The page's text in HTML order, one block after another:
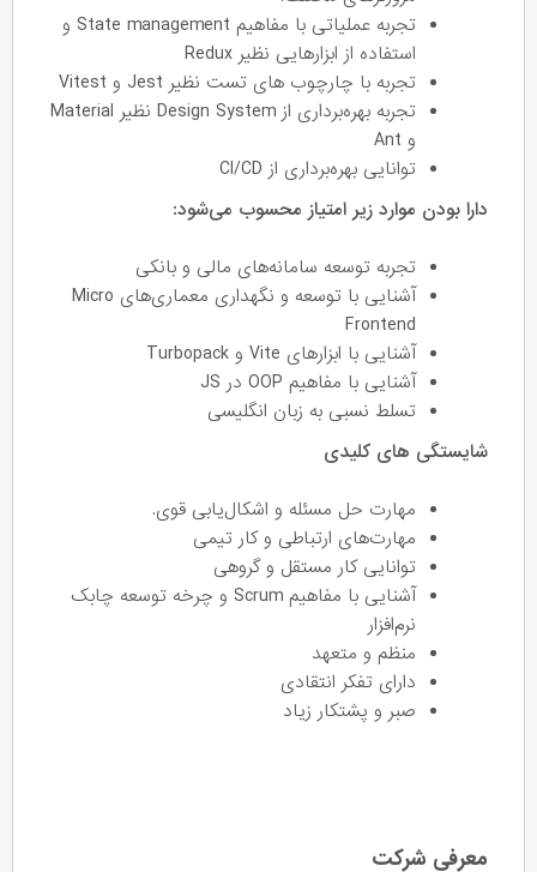
تجربه عملیاتی با مفاهیم State management و
استفاده از ابزارهایی نظیر Redux
تجربه با چارچوب های تست نظیر Jest و Vitest
تجربه بهره‌برداری از Design System نظیر Material
و Ant
توانایی بهره‌برداری از CI/CD
دارا بودن موارد زیر امتیاز محسوب می‌شود:
تجربه توسعه سامانه‌های مالی و بانکی
آشنایی با توسعه و نگهداری معماری‌های Micro
Frontend
آشنایی با ابزارهای Vite و Turbopack
آشنایی با مفاهیم OOP‌ در JS
تسلط نسبی به زبان انگلیسی
شایستگی های کلیدی
مهارت حل مسئله و اشکال‌یابی قوی.
مهارت‌های ارتباطی و کار تیمی
توانایی کار مستقل و گروهی
آشنایی با مفاهیم Scrum و چرخه توسعه چابک
نرم‌افزار
منظم و متعهد
دارای تفکر انتقادی
صبر و پشتکار زیاد
معرفی شرکت